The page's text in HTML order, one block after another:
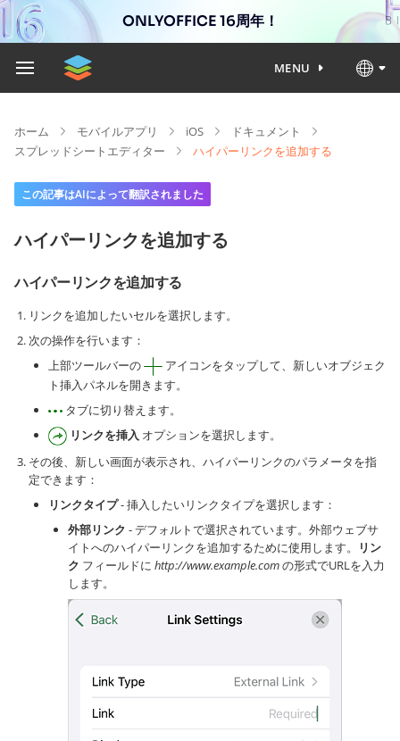
ONLYOFFICE 16周年！
MENU
ホーム モバイルアプリ iOS
ドキュメント
スプレッドシートエディター
ハイパーリンクを追加する
この記事はAIによって翻訳されました
ハイパーリンクを追加する
ハイパーリンクを追加する
リンクを追加したいセルを選択します。
次の操作を行います：
上部ツールバーの
アイコンをタップして、新しいオブジェク
ト挿入パネルを開きます。
タブに切り替えます。
リンクを挿入 オプションを選択します。
その後、新しい画面が表示され、ハイパーリンクのパラメータを指
定できます：
リンクタイプ- 挿入したいリンクタイプを選択します：
外部リンク - デフォルトで選択されています。外部ウェブサ
イトへのハイパーリンクを追加するために使用します。
リン
ク フィールドに http://www.example.comの形式でURLを入力
します。